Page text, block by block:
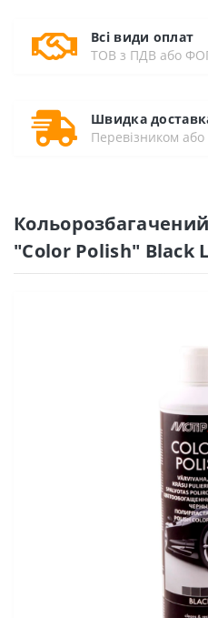
Всі види оплат
ТОВ з ПДВ або
Швидка
Перевізником
"Color Polish" Black